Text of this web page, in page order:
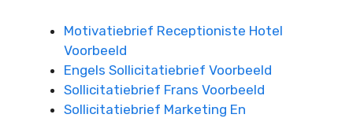
Motivatiebrief Receptioniste Hotel
Voorbeeld
Engels Sollicitatiebrief Voorbeeld
Sollicitatiebrief Frans Voorbeeld
Sollicitatiebrief Marketing En